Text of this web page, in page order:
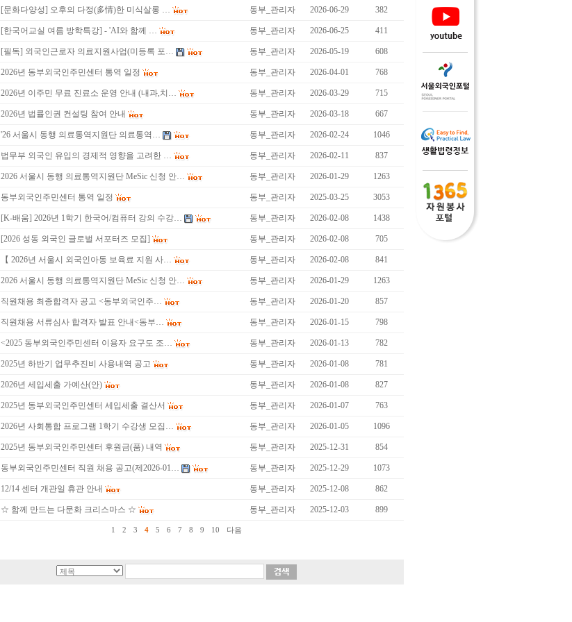
[문화다양성] 오후의 다정(多情)한 미식살롱 … 동부_관리자 2026-06-29 382
[한국어교실 여름 방학특강] - 'AI와 함께 … 동부_관리자 2026-06-25 411
[필독] 외국인근로자 의료지원사업(미등록 포… 동부_관리자 2026-05-19 608
2026년 동부외국인주민센터 통역 일정 동부_관리자 2026-04-01 768
2026년 이주민 무료 진료소 운영 안내 (내과,치… 동부_관리자 2026-03-29 715
2026년 법률인권 컨설팅 참여 안내 동부_관리자 2026-03-18 667
'26 서울시 동행 의료통역지원단 의료통역… 동부_관리자 2026-02-24 1046
법무부 외국인 유입의 경제적 영향을 고려한 … 동부_관리자 2026-02-11 837
2026 서울시 동행 의료통역지원단 MeSic 신청 안… 동부_관리자 2026-01-29 1263
동부외국인주민센터 통역 일정 동부_관리자 2025-03-25 3053
[K-배움] 2026년 1학기 한국어/컴퓨터 강의 수강… 동부_관리자 2026-02-08 1438
[2026 성동 외국인 글로벌 서포터즈 모집] 동부_관리자 2026-02-08 705
【 2026년 서울시 외국인아동 보육료 지원 사… 동부_관리자 2026-02-08 841
2026 서울시 동행 의료통역지원단 MeSic 신청 안… 동부_관리자 2026-01-29 1263
직원채용 최종합격자 공고 <동부외국인주… 동부_관리자 2026-01-20 857
직원채용 서류심사 합격자 발표 안내<동부… 동부_관리자 2026-01-15 798
<2025 동부외국인주민센터 이용자 요구도 조… 동부_관리자 2026-01-13 782
2025년 하반기 업무추진비 사용내역 공고 동부_관리자 2026-01-08 781
2026년 세입세출 가예산(안) 동부_관리자 2026-01-08 827
2025년 동부외국인주민센터 세입세출 결산서 동부_관리자 2026-01-07 763
2026년 사회통합 프로그램 1학기 수강생 모집… 동부_관리자 2026-01-05 1096
2025년 동부외국인주민센터 후원금(품) 내역 동부_관리자 2025-12-31 854
동부외국인주민센터 직원 채용 공고(제2026-01… 동부_관리자 2025-12-29 1073
12/14 센터 개관일 휴관 안내 동부_관리자 2025-12-08 862
☆ 함께 만드는 다문화 크리스마스 ☆ 동부_관리자 2025-12-03 899
1 2 3 4 5 6 7 8 9 10 다음